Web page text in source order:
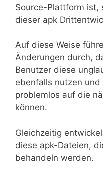
Source-Plattform ist,
dieser apk
Auf diese Weise
Änderungen durch,
Benutzer diese
ebenfalls nutzen
problemlos auf die
können.
Gleichzeitig
diese apk-Dateien,
behandeln werden.